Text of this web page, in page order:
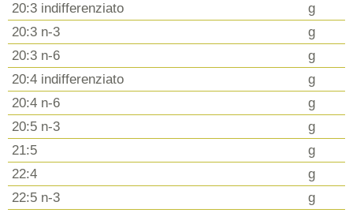
20:3 indifferenziato
g
20:3 n-3
g
20:3 n-6
g
20:4 indifferenziato
g
20:4 n-6
g
20:5 n-3
g
21:5
g
22:4
g
22:5 n-3
g